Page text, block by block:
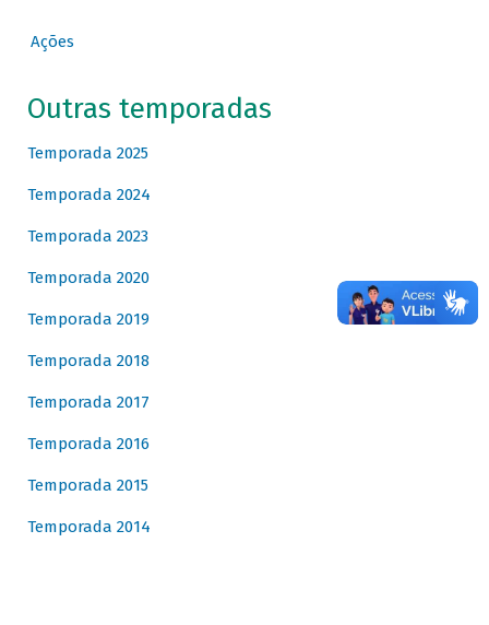
Ações
Outras temporadas
Temporada 2025
Temporada 2024
Temporada 2023
Temporada 2020
Temporada 2019
Temporada 2018
Temporada 2017
Temporada 2016
Temporada 2015
Temporada 2014